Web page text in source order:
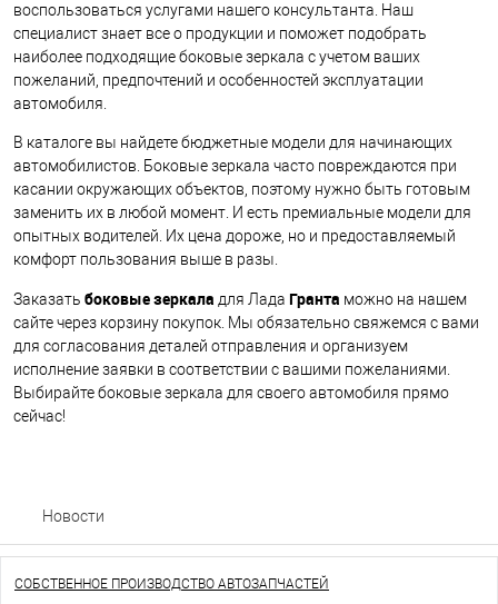
воспользоваться услугами нашего консультанта. Наш
специалист знает все о продукции и поможет подобрать
наиболее подходящие боковые зеркала с учетом ваших
пожеланий, предпочтений и особенностей эксплуатации
автомобиля.
В каталоге вы найдете бюджетные модели для начинающих
автомобилистов. Боковые зеркала часто повреждаются при
касании окружающих объектов, поэтому нужно быть готовым
заменить их в любой момент. И есть премиальные модели для
опытных водителей. Их цена дороже, но и предоставляемый
комфорт пользования выше в разы.
Заказать боковые зеркала для Лада Гранта можно на нашем
сайте через корзину покупок. Мы обязательно свяжемся с вами
для согласования деталей отправления и организуем
исполнение заявки в соответствии с вашими пожеланиями.
Выбирайте боковые зеркала для своего автомобиля прямо
сейчас!
Новости
СОБСТВЕННОЕ ПРОИЗВОДСТВО АВТОЗАПЧАСТЕЙ